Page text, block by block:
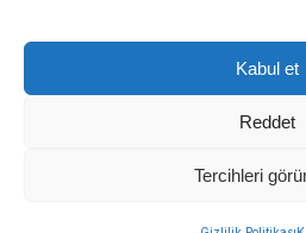
Kabul et
Reddet
Tercihleri